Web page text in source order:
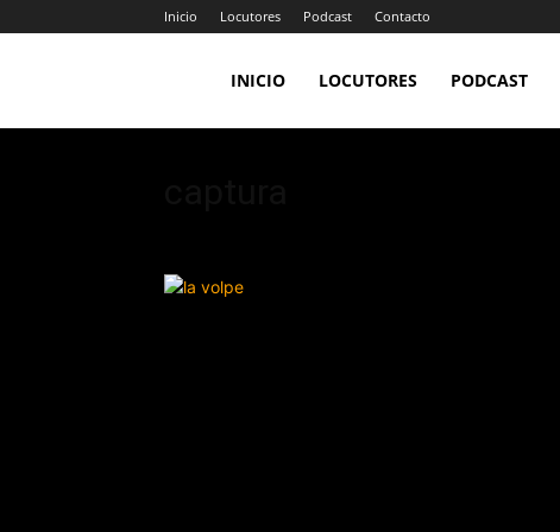
Inicio Locutores Podcast Contacto
98.7FM
INICIO LOCUTORES PODCAST